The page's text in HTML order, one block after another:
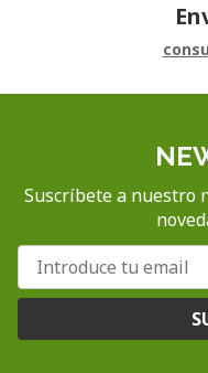
Suscríbete a nuestro